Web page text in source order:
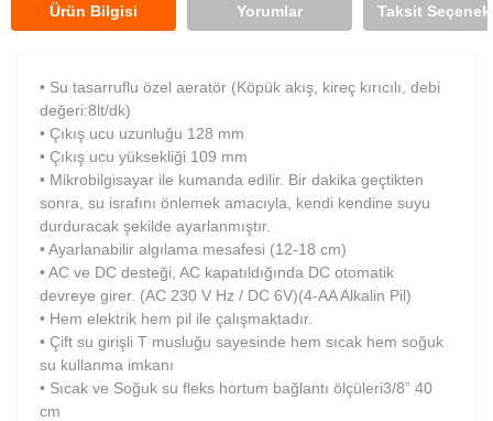
Ürün Bilgisi Yorumlar Taksit
• Su tasarruflu özel aeratör (Köpük akış, kireç kırıcılı, debi
değeri:8lt/dk)
• Çıkış ucu uzunluğu 128 mm
• Çıkış ucu yüksekliği 109 mm
• Mikrobilgisayar ile kumanda edilir. Bir dakika geçtikten
sonra, su israfını önlemek amacıyla, kendi kendine suyu
durduracak şekilde ayarlanmıştır.
• Ayarlanabilir algılama mesafesi (12-18 cm)
• AC ve DC desteği, AC kapatıldığında DC otomatik
devreye girer. (AC 230 V Hz / DC 6V)(4-AA Alkalin Pil)
• Hem elektrik hem pil ile çalışmaktadır.
• Çift su girişli T musluğu sayesinde hem sıcak hem soğuk
su kullanma imkanı
• Sıcak ve Soğuk su fleks hortum bağlantı ölçüleri3/8” 40
cm